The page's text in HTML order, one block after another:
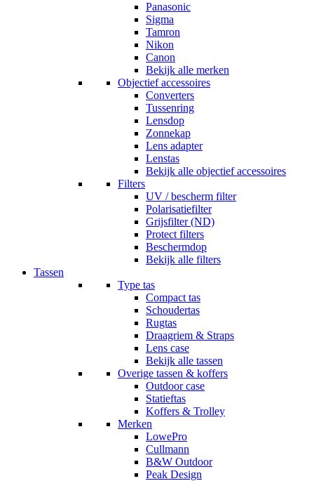
Panasonic
Sigma
Tamron
Nikon
Canon
Bekijk alle merken
Objectief accessoires
Converters
Tussenring
Lensdop
Zonnekap
Lens adapter
Lenstas
Bekijk alle objectief accessoires
Filters
UV / bescherm filter
Polarisatiefilter
Grijsfilter (ND)
Protect filters
Beschermdop
Bekijk alle filters
Tassen
Type tas
Compact tas
Schoudertas
Rugtas
Draagriem & Straps
Lens case
Bekijk alle tassen
Overige tassen & koffers
Outdoor case
Statieftas
Koffers & Trolley
Merken
LowePro
Cullmann
B&W Outdoor
Peak Design